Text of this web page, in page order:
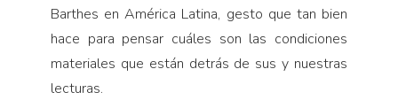
Barthes en América Latina, gesto que tan bien
hace para pensar cuáles son las condiciones
materiales que están detrás de sus y nuestras
lecturas.